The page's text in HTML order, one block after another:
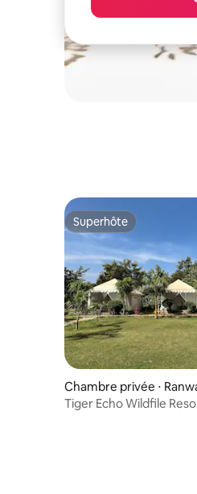
Superhôte
Superhôte
Chambre privée ⋅
Tiger Echo Wildfile